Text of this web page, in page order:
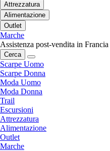
Attrezzatura
Alimentazione
Outlet
Marche
Assistenza post-vendita in Francia
Cerca
Scarpe Uomo
Scarpe Donna
Moda Uomo
Moda Donna
Trail
Escursioni
Attrezzatura
Alimentazione
Outlet
Marche